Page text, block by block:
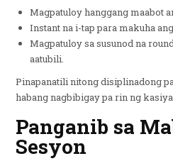
Magpatuloy hanggang maabot
Instant na i-tap para makuha
Magpatuloy sa susunod na
aatubili.
Pinapanatili nitong disiplinadong
habang nagbibigay pa rin ng
Panganib sa
Sesyon